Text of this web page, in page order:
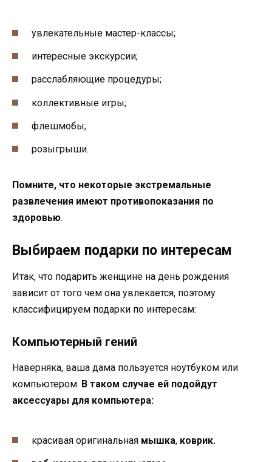
увлекательные мастер-классы;
интересные экскурсии;
расслабляющие процедуры;
коллективные игры;
флешмобы;
розыгрыши.
Помните, что некоторые экстремальные
развлечения имеют противопоказания по
здоровью.
Выбираем подарки по интересам
Итак, что подарить женщине на день рождения
зависит от того чем она увлекается, поэтому
классифицируем подарки по интересам:
Компьютерный гений
Наверняка, ваша дама пользуется ноутбуком или
компьютером. В таком случае ей подойдут
аксессуары для компьютера:
красивая оригинальная мышка, коврик.